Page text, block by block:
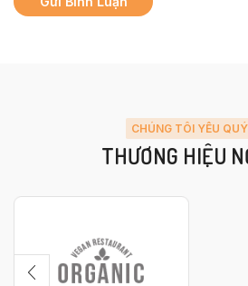
CHÚNG TÔI YÊU
THƯƠNG HIỆU